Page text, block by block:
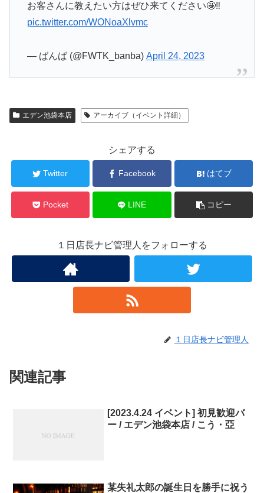
お客さんに教えたい方はぜひ来てください🤩‼️
pic.twitter.com/WONoaXlvmc
— ばんば (@FWTK_banba) April 24, 2023
エデン池袋本店 アーカイブ（イベント詳細）
シェアする
Twitter Facebook はてブ
Pocket LINE コピー
１日店長ナビ管理人をフォローする
１日店長ナビ管理人
関連記事
[2023.4.24 イベント] 初見歓迎バ
ー / エデン池袋本店 / こう・亞
某失礼太郎の誕生日を勝手に祝う